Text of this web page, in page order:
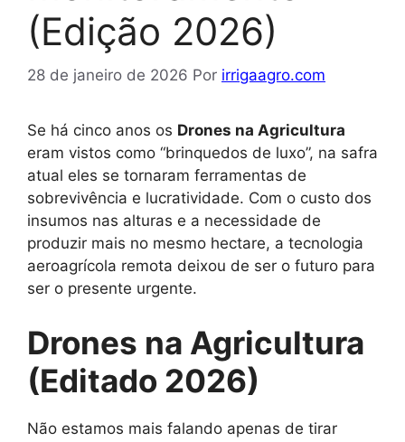
(Edição 2026)
28 de janeiro de 2026 Por irrigaagro.com
Se há cinco anos os Drones na Agricultura
eram vistos como “brinquedos de luxo”, na safra
atual eles se tornaram ferramentas de
sobrevivência e lucratividade. Com o custo dos
insumos nas alturas e a necessidade de
produzir mais no mesmo hectare, a tecnologia
aeroagrícola remota deixou de ser o futuro para
ser o presente urgente.
Drones na Agricultura
(Editado 2026)
Não estamos mais falando apenas de tirar